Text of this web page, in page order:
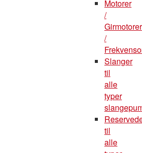
Motorer
/
Girmotorer
/
Slanger
til
alle
typer
til
alle